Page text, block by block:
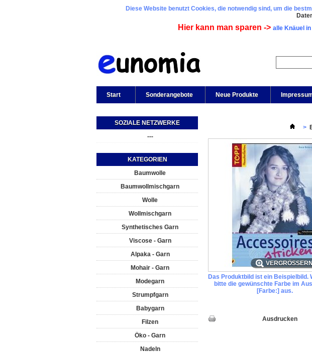
Diese Website benutzt Cookies, die notwendig sind, um die
Hier kann man sparen -> alle Knäuel
Start Sonderangebote Neue Produkte
SOZIALE NETZWERKE
---
KATEGORIEN
Baumwolle
Baumwollmischgarn
Wolle
Wollmischgarn
Synthetisches Garn
Viscose - Garn
Alpaka - Garn
Mohair - Garn
Modegarn
Strumpfgarn
Babygarn
Filzen
Öko - Garn
Nadeln
>
VERGRÖSSERN
Das Produktbild ist ein Beispielbild.
bitte die gewünschte Farbe im
[Farbe:] aus.
Ausdrucken